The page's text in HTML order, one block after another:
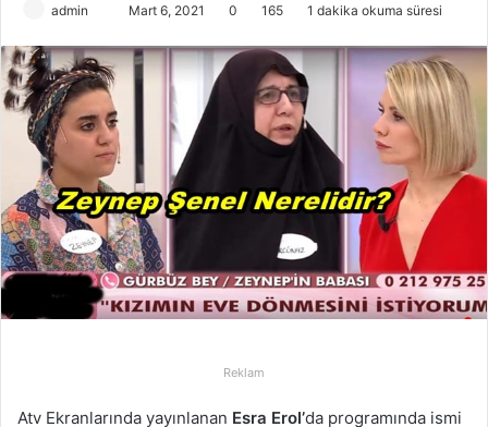
admin
r
e
-
p
o
s
t
a
g
ö
n
Mart 6, 2021 0 165 1 dakika okuma süresi
Reklam
Atv Ekranlarında yayınlanan Esra Erol’da programında ismi